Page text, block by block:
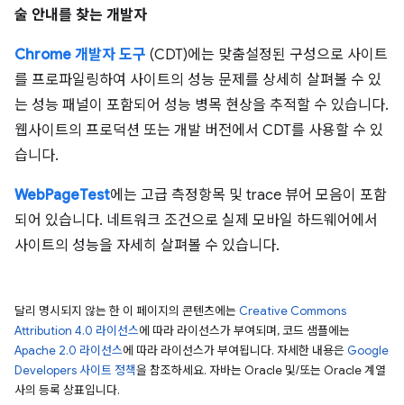
술 안내를 찾는 개발자
Chrome 개발자 도구 (CDT)에는 맞춤설정된 구성으로 사이트
를 프로파일링하여 사이트의 성능 문제를 상세히 살펴볼 수 있
는 성능 패널이 포함되어 성능 병목 현상을 추적할 수 있습니다.
웹사이트의 프로덕션 또는 개발 버전에서 CDT를 사용할 수 있
습니다.
WebPageTest에는 고급 측정항목 및 trace 뷰어 모음이 포함
되어 있습니다. 네트워크 조건으로 실제 모바일 하드웨어에서
사이트의 성능을 자세히 살펴볼 수 있습니다.
달리 명시되지 않는 한 이 페이지의 콘텐츠에는 Creative Commons
Attribution 4.0 라이선스에 따라 라이선스가 부여되며, 코드 샘플에는
Apache 2.0 라이선스에 따라 라이선스가 부여됩니다. 자세한 내용은 Google
Developers 사이트 정책을 참조하세요. 자바는 Oracle 및/또는 Oracle 계열
사의 등록 상표입니다.